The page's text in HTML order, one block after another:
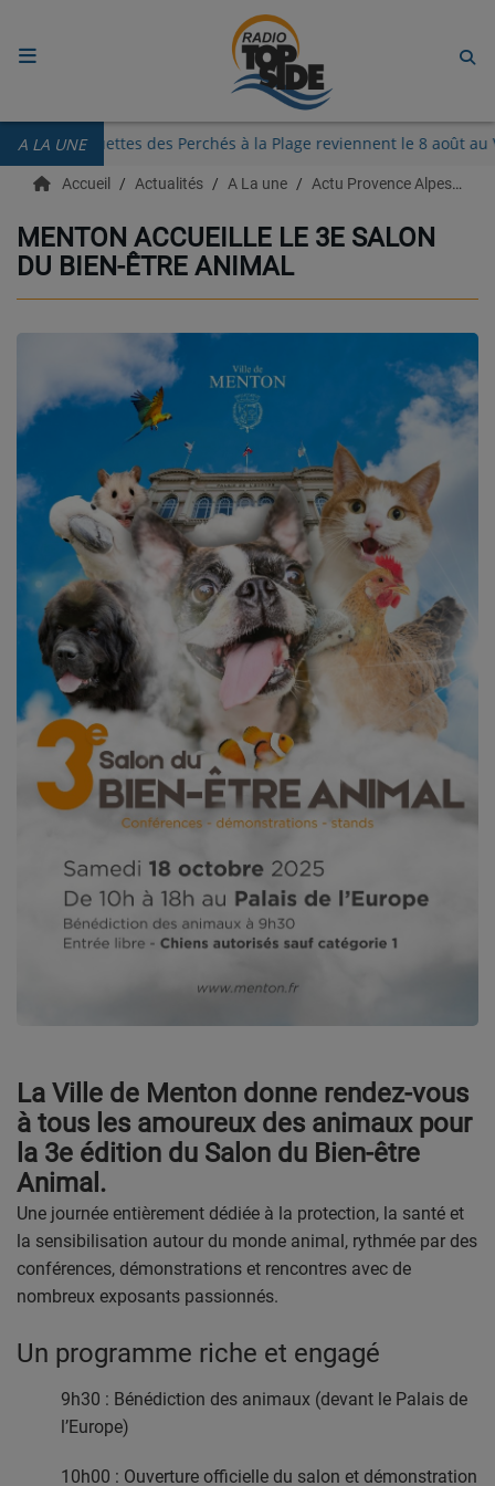
A LA UNELes Guinguettes des Perchés à la Plage reviennent le 8
RADIO
ECOUTER
RECHERCHE DE TITRES
LIVE DJ
CONTACT
Team Building Radio
INFO
CÔTE D'AZUR
EVÉNEMENTS
CIRCULATION EN TEMPS RÉEL
SPORT
SANTÉ
DIRECT STUDIO 1
DIRECT STUDIO 2
DIRECT STUDIO 3
TCHAT
OFFRES D'EMPLOI
LA MISSION LOCALE EST 06
Accueil Actualités A La une Actu Provence Alpes Côte d'azur
MENTON ACCUEILLE LE 3E SALON
DU BIEN-ÊTRE ANIMAL
La Ville de Menton donne rendez-vous
à tous les amoureux des animaux pour
la 3e édition du Salon du Bien-être
Animal.
Une journée entièrement dédiée à la protection, la santé et
la sensibilisation autour du monde animal, rythmée par des
conférences, démonstrations et rencontres avec de
nombreux exposants passionnés.
Un programme riche et engagé
9h30 : Bénédiction des animaux (devant le Palais de
l’Europe)
10h00 : Ouverture officielle du salon et démonstration